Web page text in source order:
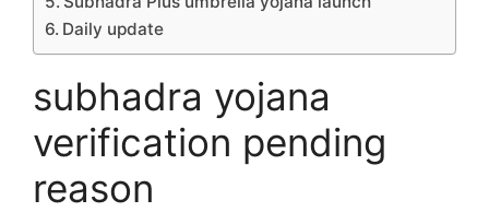
Daily update
subhadra yojana
verification pending
reason